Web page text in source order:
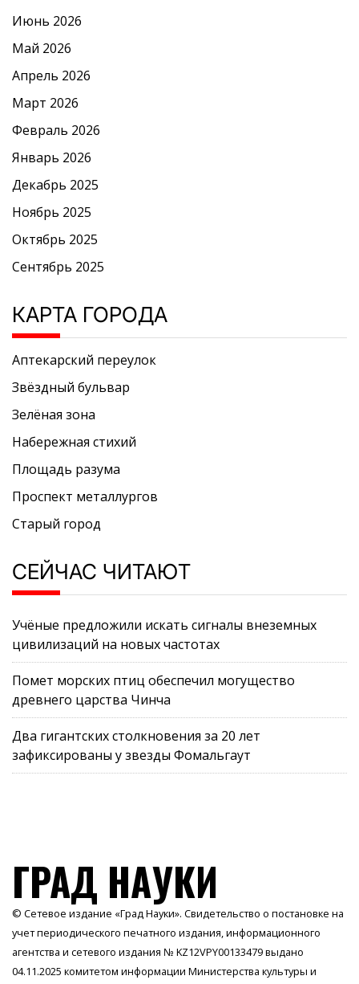
Июнь 2026
Май 2026
Апрель 2026
Март 2026
Февраль 2026
Январь 2026
Декабрь 2025
Ноябрь 2025
Октябрь 2025
Сентябрь 2025
КАРТА ГОРОДА
Аптекарский переулок
Звёздный бульвар
Зелёная зона
Набережная стихий
Площадь разума
Проспект металлургов
Старый город
СЕЙЧАС ЧИТАЮТ
Учёные предложили искать сигналы внеземных
цивилизаций на новых частотах
Помет морских птиц обеспечил могущество
древнего царства Чинча
Два гигантских столкновения за 20 лет
зафиксированы у звезды Фомальгаут
ГРАД НАУКИ
© Сетевое издание «Град Науки». Свидетельство о постановке на
учет периодического печатного издания, информационного
агентства и сетевого издания № KZ12VPY00133479 выдано
04.11.2025 комитетом информации Министерства культуры и